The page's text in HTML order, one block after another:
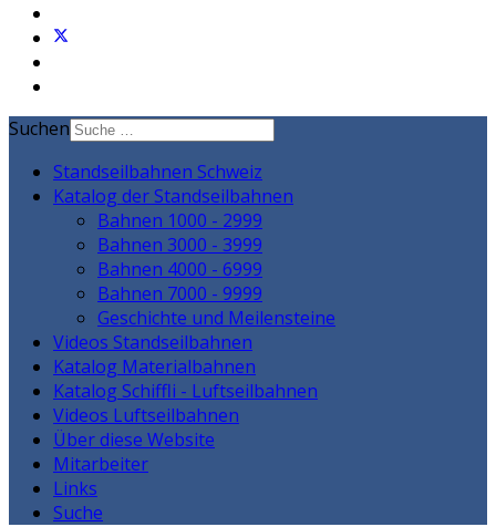
Suchen
Standseilbahnen Schweiz
Katalog der Standseilbahnen
Bahnen 1000 - 2999
Bahnen 3000 - 3999
Bahnen 4000 - 6999
Bahnen 7000 - 9999
Geschichte und Meilensteine
Videos Standseilbahnen
Katalog Materialbahnen
Katalog Schiffli - Luftseilbahnen
Videos Luftseilbahnen
Über diese Website
Mitarbeiter
Links
Suche